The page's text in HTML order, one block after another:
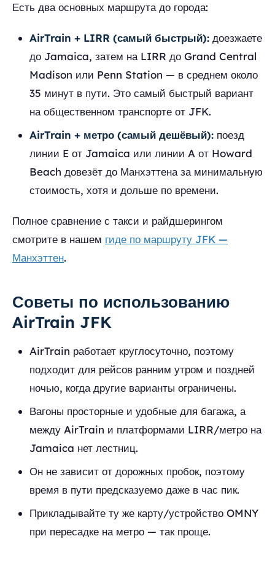
Есть два основных маршрута до города:
AirTrain + LIRR (самый быстрый): доезжаете
до Jamaica, затем на LIRR до Grand Central
Madison или Penn Station — в среднем около
35 минут в пути. Это самый быстрый вариант
на общественном транспорте от JFK.
AirTrain + метро (самый дешёвый): поезд
линии E от Jamaica или линии A от Howard
Beach довезёт до Манхэттена за минимальную
стоимость, хотя и дольше по времени.
Полное сравнение с такси и райдшерингом
смотрите в нашем гиде по маршруту JFK —
Манхэттен.
Советы по использованию
AirTrain JFK
AirTrain работает круглосуточно, поэтому
подходит для рейсов ранним утром и поздней
ночью, когда другие варианты ограничены.
Вагоны просторные и удобные для багажа, а
между AirTrain и платформами LIRR/метро на
Jamaica нет лестниц.
Он не зависит от дорожных пробок, поэтому
время в пути предсказуемо даже в час пик.
Прикладывайте ту же карту/устройство OMNY
при пересадке на метро — так проще.